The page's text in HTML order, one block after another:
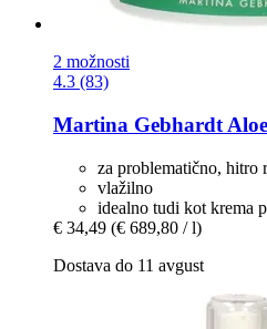
2 možnosti
4.3 (83)
Martina Gebhardt
za problematično, hitro
vlažilno
idealno tudi kot krema
€ 34,49 (€ 689,80 / l)
Dostava do 11 avgust